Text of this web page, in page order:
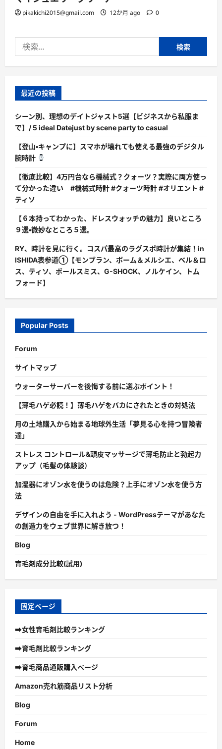
pikakichi2015@gmail.com 12か月 ago 0
索:
最近の投稿
シーン別、理想のデイトジャスト5選【ビジネスから私服ま
で】/ 5 ideal Datejust by scene party to casual
【登山・キャンプに】スマホが壊れても使える最強のデジタル
腕時計
【徹底比較】4万円台なら機械式？クォーツ？実際に両方使っ
て分かった違い #機械式時計 #クォーツ時計 #オリエント #
ティソ
【６本持ってわかった、ドレスウォッチの魅力】良いところ
９選・微妙なところ５選。
RY、時計を見に行く。コスパ最高のラグスポ時計が集結！in
ISHIDA表参道①【モンブラン、ボーム＆メルシエ、ベル＆ロ
ス、ティソ、ポールスミス、G-SHOCK、ノルケイン、トム
フォード】
Popular Posts
Forum
サイトマップ
ウォーターサーバーを後悔する前に選ぶポイント！
【薄毛ハゲ必読！】薄毛ハゲをバカにされたときの対処法
月の土地購入から始まる地球外生活「夢見る心を持つ冒険者
達」
ストレス コントロール&頭皮マッサージで薄毛防止と勃起力
アップ（毛髪の体験談）
加湿器にオゾン水を使うのは危険？上手にオゾン水を使う方
法
デザインの自由を手に入れよう - WordPressテーマがあなた
の創造力をウェブ世界に解き放つ！
Blog
育毛剤成分比較(試用)
固定ページ
➡女性育毛剤比較ランキング
➡育毛剤比較ランキング
➡育毛商品通販購入ページ
Amazon売れ筋商品リスト分析
Blog
Forum
Home